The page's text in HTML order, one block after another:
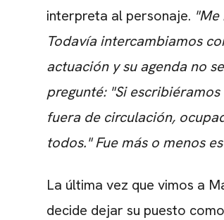
interpreta al personaje. "Me
Todavía intercambiamos
actuación y su agenda no
pregunté: "Si
fuera de circulación,
todos." Fue más o menos
La última vez que vimos a
decide dejar su puesto